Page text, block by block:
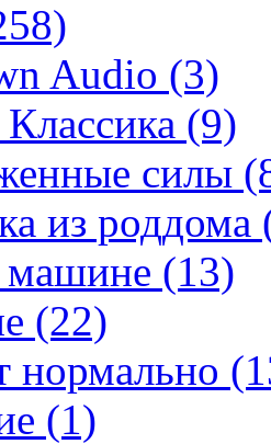
Audio (3)
Классика (9)
силы
из роддома
машине (13)
(22)
нормально
(1)